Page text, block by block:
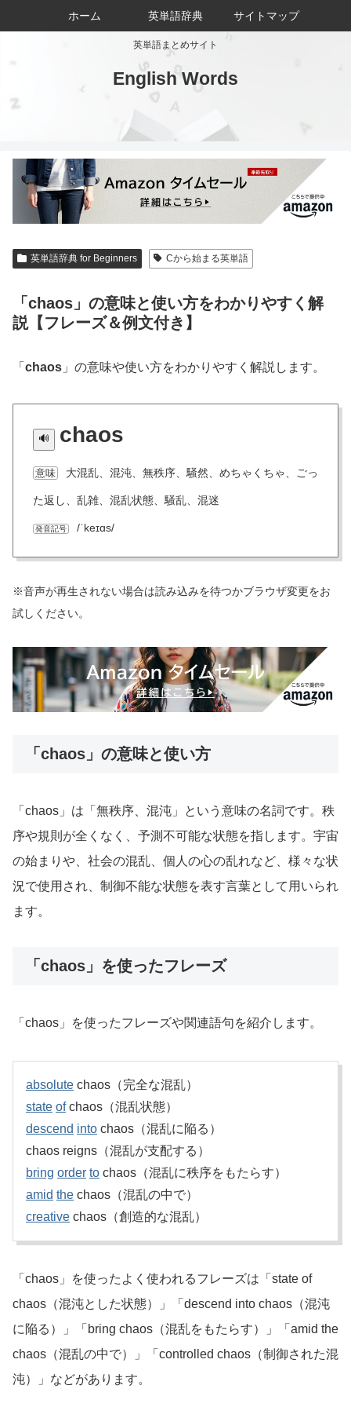
英単語まとめサイト
English Words
ホーム 英単語辞典 サイトマップ
英単語辞典 for Beginners Cから始まる英単語
「chaos」の意味と使い方をわかりやすく解
説【フレーズ＆例文付き】
「 chaos 」の意味や使い方をわかりやすく解説します。
chaos
意味 大混乱、混沌、無秩序、騒然、めちゃくちゃ、ごっ
た返し、乱雑、混乱状態、騒乱、混迷
発音記号 /ˈkeɪɑs/
※音声が再生されない場合は読み込みを待つかブラウザ変更をお
試しください。
「chaos」の意味と使い方
「chaos」は「無秩序、混沌」という意味の名詞です。秩
序や規則が全くなく、予測不可能な状態を指します。宇宙
の始まりや、社会の混乱、個人の心の乱れなど、様々な状
況で使用され、制御不能な状態を表す言葉として用いられ
ます。
「chaos」を使ったフレーズ
「chaos」を使ったフレーズや関連語句を紹介します。
absolute chaos（完全な混乱）
state ofchaos（混乱状態）
descend into chaos（混乱に陥る）
chaos reigns（混乱が支配する）
bring order to chaos（混乱に秩序をもたらす）
amid the chaos（混乱の中で）
creative chaos（創造的な混乱）
「chaos」を使ったよく使われるフレーズは「state of
chaos（混沌とした状態）」「descend into chaos（混沌
に陥る）」「bring chaos（混乱をもたらす）」「amid the
chaos（混乱の中で）」「controlled chaos（制御された混
沌）」などがあります。